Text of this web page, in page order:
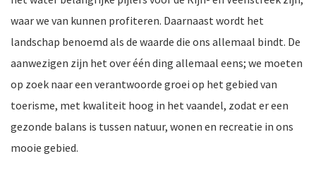
waar we van kunnen profiteren. Daarnaast wordt het
landschap benoemd als de waarde die ons allemaal bindt. De
aanwezigen zijn het over één ding allemaal eens; we moeten
op zoek naar een verantwoorde groei op het gebied van
toerisme, met kwaliteit hoog in het vaandel, zodat er een
gezonde balans is tussen natuur, wonen en recreatie in ons
mooie gebied.